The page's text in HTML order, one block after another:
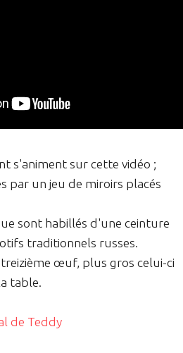
s'animent sur cette vidéo ;
par un jeu de miroirs placés
sont habillés d'une ceinture
traditionnels russes.
œuf, plus gros celui-ci
table.
de Teddy